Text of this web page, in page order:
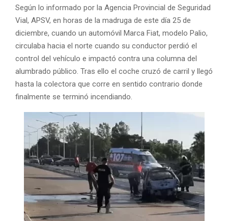
Según lo informado por la Agencia Provincial de Seguridad
Vial, APSV, en horas de la madruga de este día 25 de
diciembre, cuando un automóvil Marca Fiat, modelo Palio,
circulaba hacia el norte cuando su conductor perdió el
control del vehículo e impactó contra una columna del
alumbrado público. Tras ello el coche cruzó de carril y llegó
hasta la colectora que corre en sentido contrario donde
finalmente se terminó incendiando.